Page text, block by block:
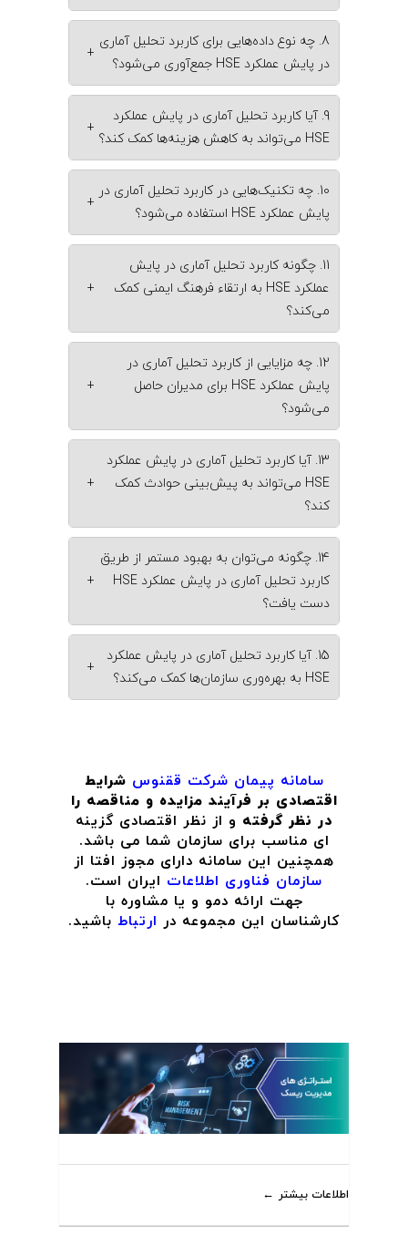
8. چه نوع داده‌هایی برای کاربرد تحلیل آماری
در پایش عملکرد HSE جمع‌آوری می‌شود؟
+
9. آیا کاربرد تحلیل آماری در پایش عملکرد
HSE می‌تواند به کاهش هزینه‌ها کمک کند؟
+
10. چه تکنیک‌هایی در کاربرد تحلیل آماری در
پایش عملکرد HSE استفاده می‌شود؟
+
11. چگونه کاربرد تحلیل آماری در پایش
عملکرد HSE به ارتقاء فرهنگ ایمنی کمک
می‌کند؟
+
12. چه مزایایی از کاربرد تحلیل آماری در
پایش عملکرد HSE برای مدیران حاصل
می‌شود؟
+
13. آیا کاربرد تحلیل آماری در پایش عملکرد
HSE می‌تواند به پیش‌بینی حوادث کمک
کند؟
+
14. چگونه می‌توان به بهبود مستمر از طریق
کاربرد تحلیل آماری در پایش عملکرد HSE
دست یافت؟
+
15. آیا کاربرد تحلیل آماری در پایش عملکرد
HSE به بهره‌وری سازمان‌ها کمک می‌کند؟
+
سامانه پیمان شرکت ققنوس شرایط
اقتصادی بر فرآیند مزایده و مناقصه را
در نظر گرفته و از نظر اقتصادی گزینه
ای مناسب برای سازمان شما می باشد.
همچنین این سامانه دارای مجوز افتا از
سازمان فناوری اطلاعات ایران است.
جهت ارائه دمو و یا مشاوره با
کارشناسان این مجموعه در ارتباط باشید.
اطلاعات بیشتر